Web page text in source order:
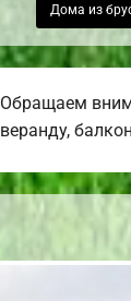
Дома из
Обращаем
веранду,